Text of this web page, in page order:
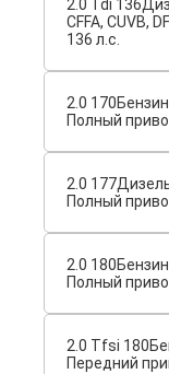
2.0 Tdi 136
CFFA, CUVB,
136 л.с.
2.0 170
Полный
2.0 177
Полный
2.0 180
Полный
2.0 Tfsi 180
Передний